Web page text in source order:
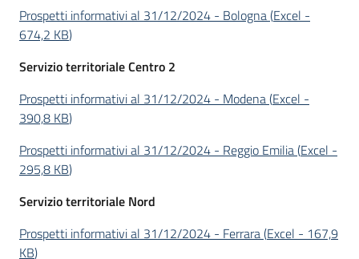
Prospetti informativi al 31/12/2024 - Bologna(Excel -
674,2 KB)
Servizio territoriale Centro 2
Prospetti informativi al 31/12/2024 - Modena(Excel -
390,8 KB)
Prospetti informativi al 31/12/2024 - Reggio Emilia(Excel -
295,8 KB)
Servizio territoriale Nord
Prospetti informativi al 31/12/2024 - Ferrara(Excel - 167,9
KB)